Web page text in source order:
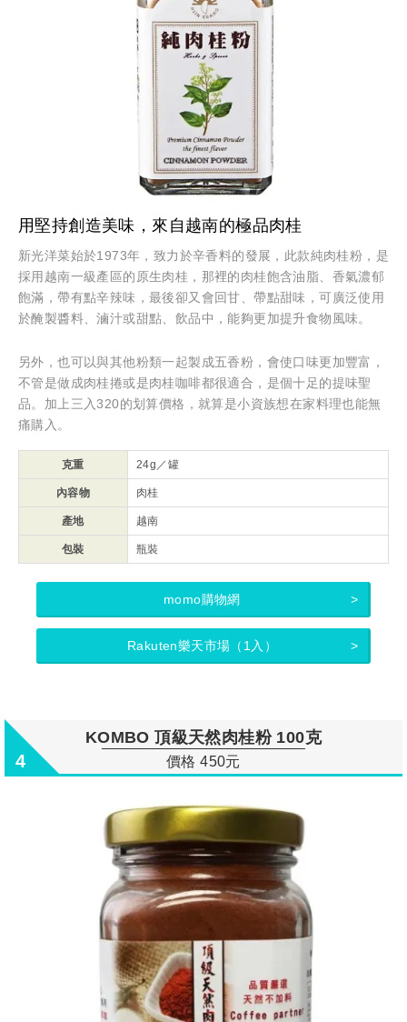
用堅持創造美味，來自越南的極品肉桂
新光洋菜始於1973年，致力於辛香料的發展，此款純肉桂粉，是
採用越南一級產區的原生肉桂，那裡的肉桂飽含油脂、香氣濃郁
飽滿，帶有點辛辣味，最後卻又會回甘、帶點甜味，可廣泛使用
於醃製醬料、滷汁或甜點、飲品中，能夠更加提升食物風味。
另外，也可以與其他粉類一起製成五香粉，會使口味更加豐富，
不管是做成肉桂捲或是肉桂咖啡都很適合，是個十足的提味聖
品。加上三入320的划算價格，就算是小資族想在家料理也能無
痛購入。
克重 24g／罐
內容物 肉桂
產地 越南
包裝 瓶裝
momo購物網
Rakuten樂天市場（1入）
4
KOMBO 頂級天然肉桂粉 100克
價格 450元